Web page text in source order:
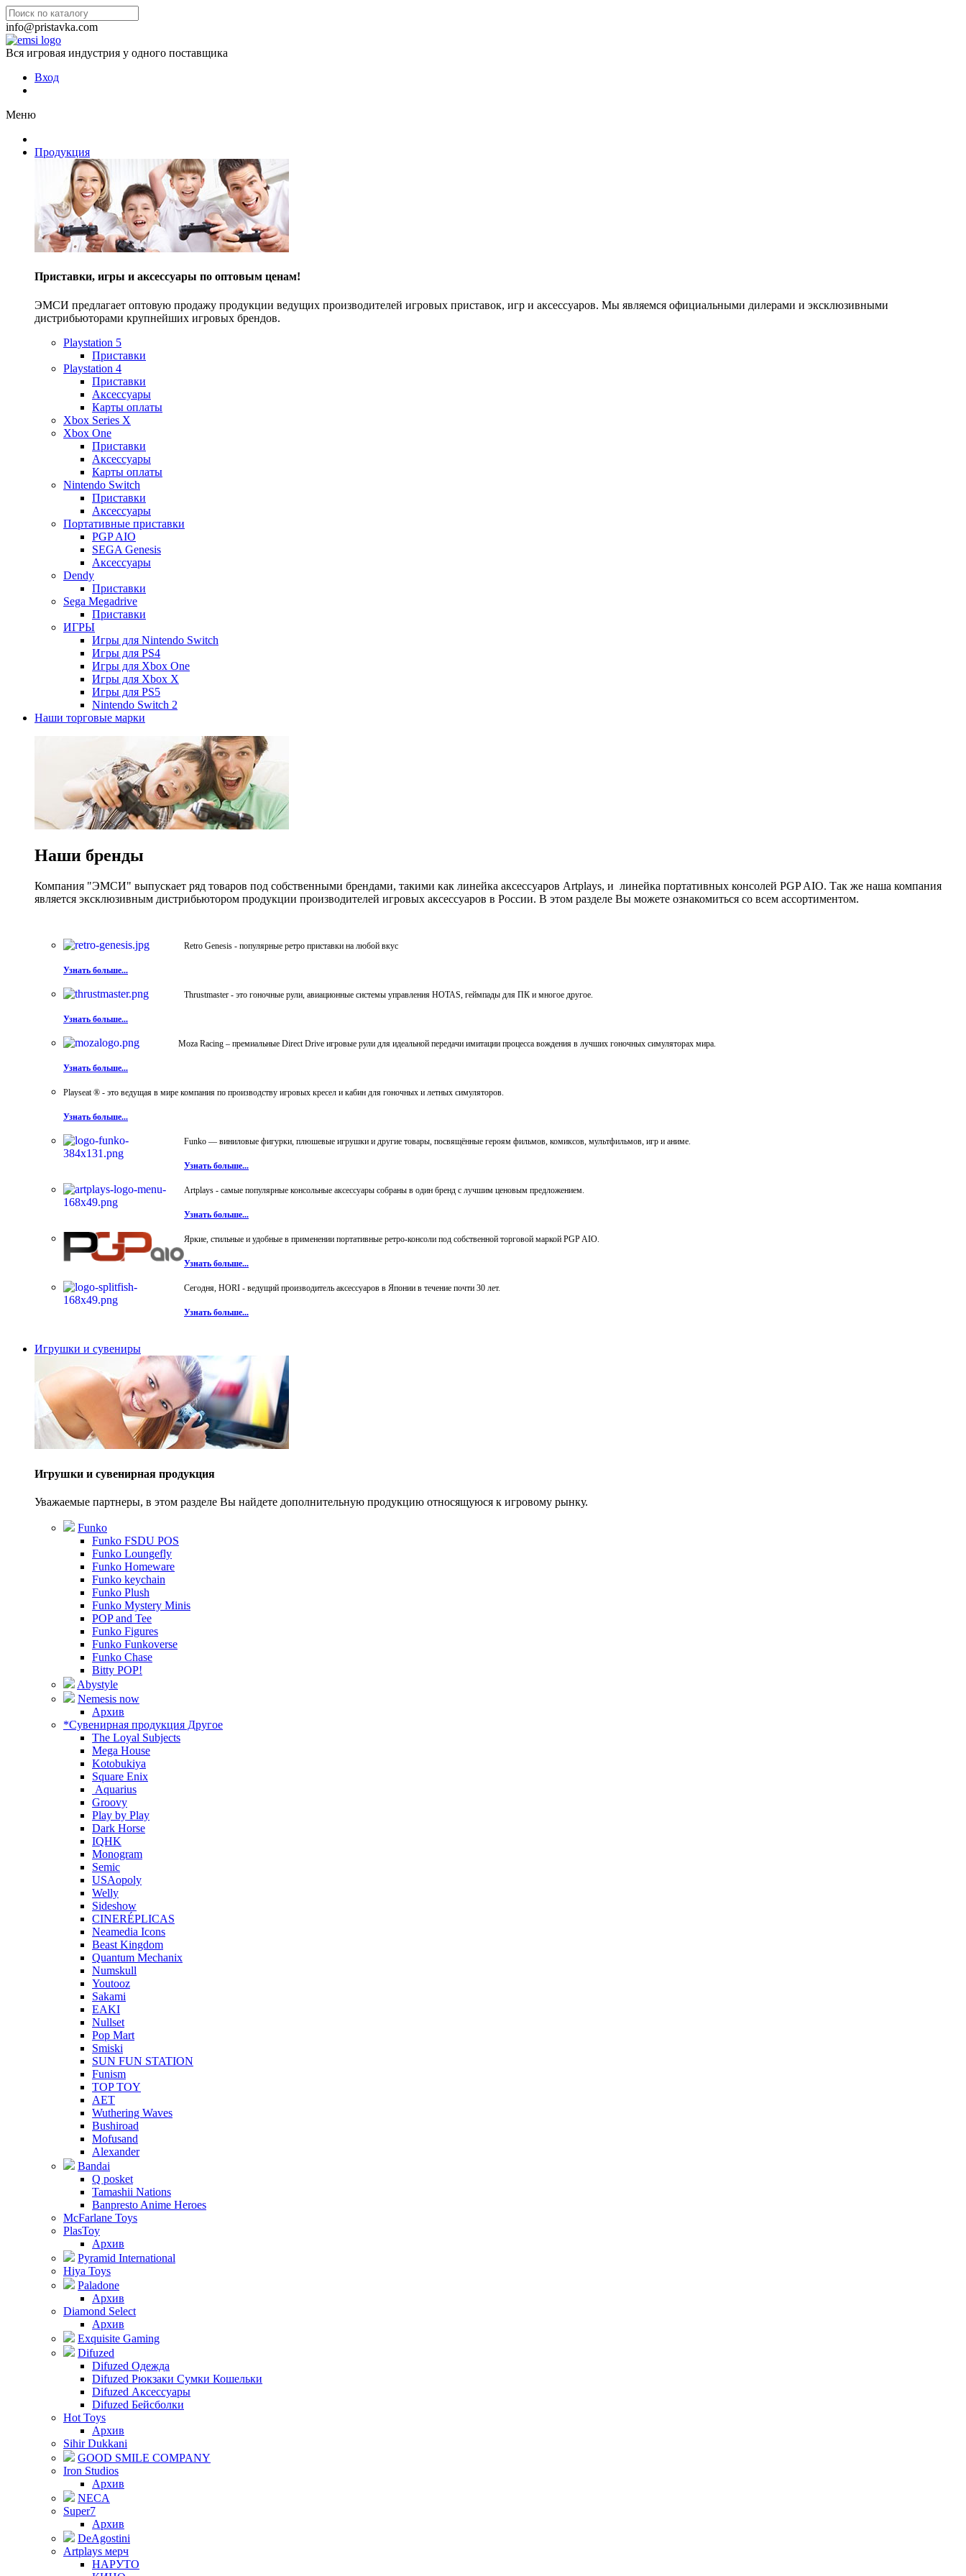
info@pristavka.com
Вся игровая индустрия у одного поставщика
Вход
Меню
Продукция
Приставки, игры и аксессуары по оптовым ценам!
ЭМСИ предлагает оптовую продажу продукции ведущих производителей игровых приставок, игр и аксессуаров. Мы являемся официальными дилерами и эксклюзивными
дистрибьюторами крупнейших игровых брендов.
Playstation 5
Приставки
Playstation 4
Приставки
Аксессуары
Карты оплаты
Xbox Series X
Xbox One
Приставки
Аксессуары
Карты оплаты
Nintendo Switch
Приставки
Аксессуары
Портативные приставки
PGP AIO
SEGA Genesis
Аксессуары
Dendy
Приставки
Sega Megadrive
Приставки
ИГРЫ
Игры для Nintendo Switch
Игры для PS4
Игры для Xbox One
Игры для Xbox X
Игры для PS5
Nintendo Switch 2
Наши торговые марки
Наши бренды
Компания "ЭМСИ" выпускает ряд товаров под собственными брендами, такими как линейка аксессуаров Artplays, и линейка портативных консолей PGP AIO. Так же наша компания
является эксклюзивным дистрибьютором продукции производителей игровых аксессуаров в России. В этом разделе Вы можете ознакомиться со всем ассортиментом.
Retro Genesis - популярные ретро приставки на любой вкус
Узнать больше...
Thrustmaster - это гоночные рули, авиационные системы управления HOTAS, геймпады для ПК и многое другое.
Узнать больше...
Moza Racing – премиальные Direct Drive игровые рули для идеальной передачи имитации процесса вождения в лучших гоночных симуляторах мира.
Узнать больше...
Playseat ® - это ведущая в мире компания по производству игровых кресел и кабин для гоночных и летных симуляторов.
Узнать больше...
Funko — виниловые фигурки, плюшевые игрушки и другие товары, посвящённые героям фильмов, комиксов, мультфильмов, игр и аниме.
Узнать больше...
Artplays - самые популярные консольные аксессуары собраны в один бренд с лучшим ценовым предложением.
Узнать больше...
Яркие, стильные и удобные в применении портативные ретро-консоли под собственной торговой маркой PGP AIO.
Узнать больше...
Сегодня, HORI - ведущий производитель аксессуаров в Японии в течение почти 30 лет.
Узнать больше...
Игрушки и сувениры
Игрушки и сувенирная продукция
Уважаемые партнеры, в этом разделе Вы найдете дополнительную продукцию относящуюся к игровому рынку.
Funko
Funko FSDU POS
Funko Loungefly
Funko Homeware
Funko keychain
Funko Plush
Funko Mystery Minis
POP and Tee
Funko Figures
Funko Funkoverse
Funko Chase
Bitty POP!
Abystyle
Nemesis now
Архив
*Сувенирная продукция Другое
The Loyal Subjects
Mega House
Kotobukiya
Square Enix
Aquarius
Groovy
Play by Play
Dark Horse
IQHK
Monogram
Semic
USAopoly
Welly
Sideshow
CINERÉPLICAS
Neamedia Icons
Beast Kingdom
Quantum Mechanix
Numskull
Youtooz
Sakami
EAKI
Nullset
Pop Mart
Smiski
SUN FUN STATION
Funism
TOP TOY
AET
Wuthering Waves
Bushiroad
Mofusand
Alexander
Bandai
Q posket
Tamashii Nations
Banpresto Anime Heroes
McFarlane Toys
PlasToy
Архив
Pyramid International
Hiya Toys
Paladone
Архив
Diamond Select
Архив
Exquisite Gaming
Difuzed
Difuzed Одежда
Difuzed Рюкзаки Сумки Кошельки
Difuzed Аксессуары
Difuzed Бейсболки
Hot Toys
Архив
Sihir Dukkani
GOOD SMILE COMPANY
Iron Studios
Архив
NECA
Super7
Архив
DeAgostini
Artplays мерч
НАРУТО